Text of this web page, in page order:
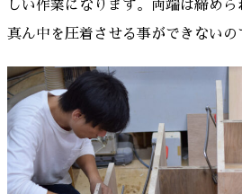
しい作業になります。両端は締め
真ん中を圧着させる事ができないの